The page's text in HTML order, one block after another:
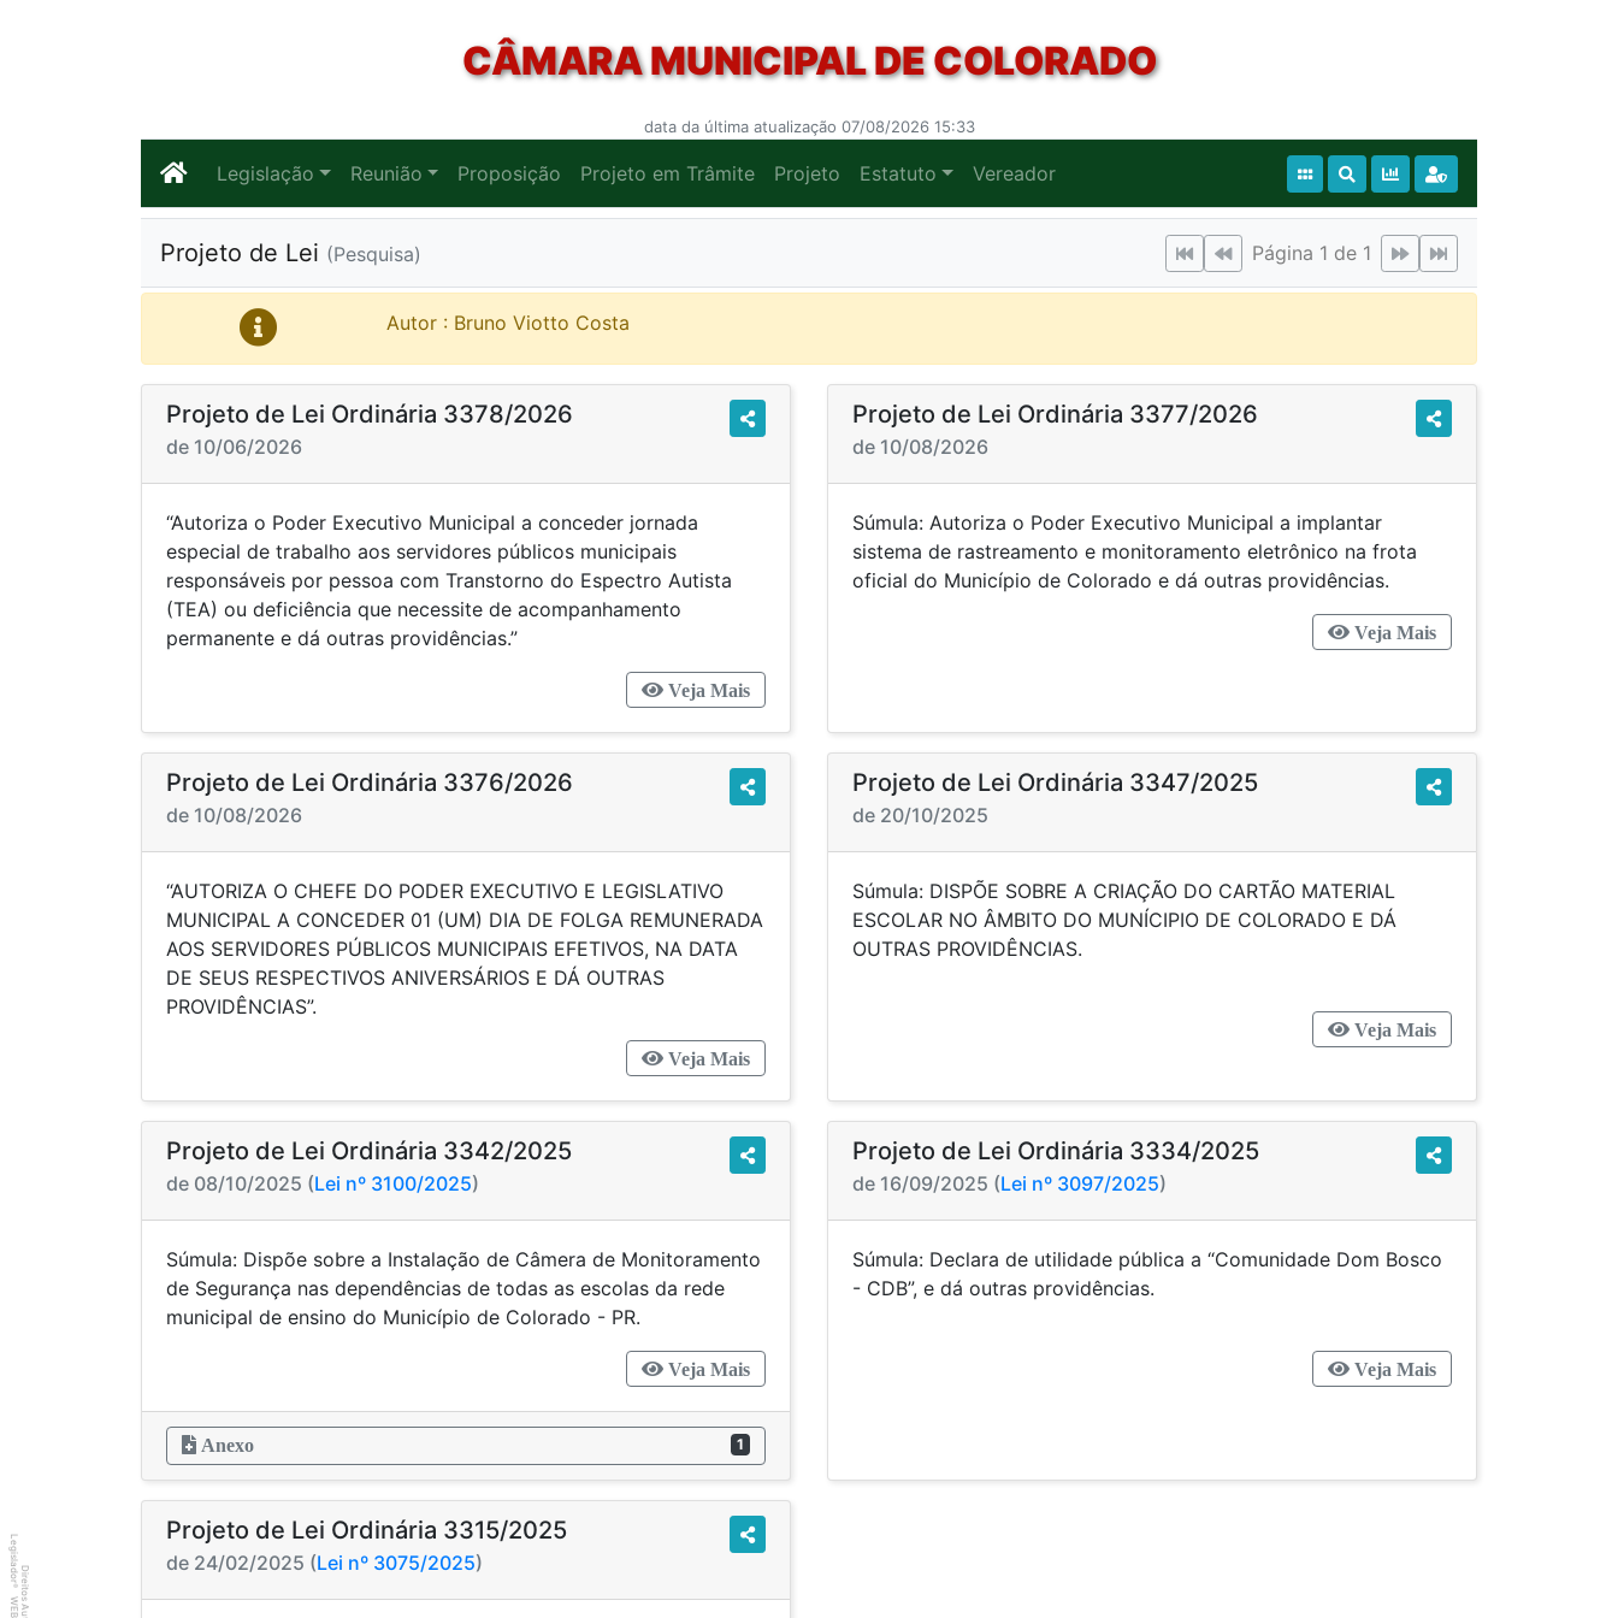
CÂMARA MUNICIPAL DE COLORADO
data da última atualização 07/08/2026 15:33
Legislação Reunião Proposição Projeto em Trâmite Projeto Estatuto Vereador
Projeto de Lei (Pesquisa) Página 1 de 1
Autor : Bruno Viotto Costa
Projeto de Lei Ordinária 3378/2026
de 10/06/2026
“Autoriza o Poder Executivo Municipal a conceder jornada
especial de trabalho aos servidores públicos municipais
responsáveis por pessoa com Transtorno do Espectro Autista
(TEA) ou deficiência que necessite de acompanhamento
permanente e dá outras providências.”
Veja Mais
Projeto de Lei Ordinária 3377/2026
de 10/08/2026
Súmula: Autoriza o Poder Executivo Municipal a implantar
sistema de rastreamento e monitoramento eletrônico na frota
oficial do Município de Colorado e dá outras providências.
Veja Mais
Projeto de Lei Ordinária 3376/2026
de 10/08/2026
“AUTORIZA O CHEFE DO PODER EXECUTIVO E LEGISLATIVO
MUNICIPAL A CONCEDER 01 (UM) DIA DE FOLGA REMUNERADA
AOS SERVIDORES PÚBLICOS MUNICIPAIS EFETIVOS, NA DATA
DE SEUS RESPECTIVOS ANIVERSÁRIOS E DÁ OUTRAS
PROVIDÊNCIAS”.
Veja Mais
Projeto de Lei Ordinária 3347/2025
de 20/10/2025
Súmula: DISPÕE SOBRE A CRIAÇÃO DO CARTÃO MATERIAL
ESCOLAR NO ÂMBITO DO MUNÍCIPIO DE COLORADO E DÁ
OUTRAS PROVIDÊNCIAS.
Veja Mais
Projeto de Lei Ordinária 3342/2025
de 08/10/2025 (Lei nº 3100/2025)
Súmula: Dispõe sobre a Instalação de Câmera de Monitoramento
de Segurança nas dependências de todas as escolas da rede
municipal de ensino do Município de Colorado - PR.
Veja Mais
Anexo 1
Projeto de Lei Ordinária 3334/2025
de 16/09/2025 (Lei nº 3097/2025)
Súmula: Declara de utilidade pública a “Comunidade Dom Bosco
- CDB”, e dá outras providências.
Veja Mais
Projeto de Lei Ordinária 3315/2025
de 24/02/2025 (Lei nº 3075/2025)
Legislador
®